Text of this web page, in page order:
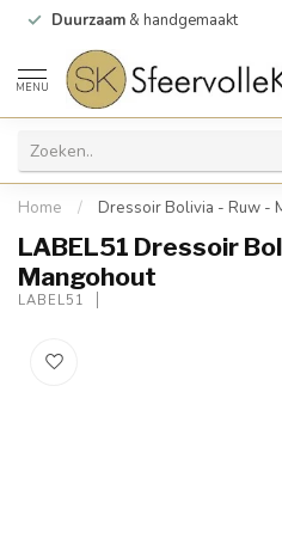
Duurzaam & handgemaakt
MENU
Home / Dressoir Bolivia - Ruw -
LABEL51 Dressoir
Mangohout
LABEL51